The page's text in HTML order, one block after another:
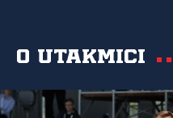
O utakmici